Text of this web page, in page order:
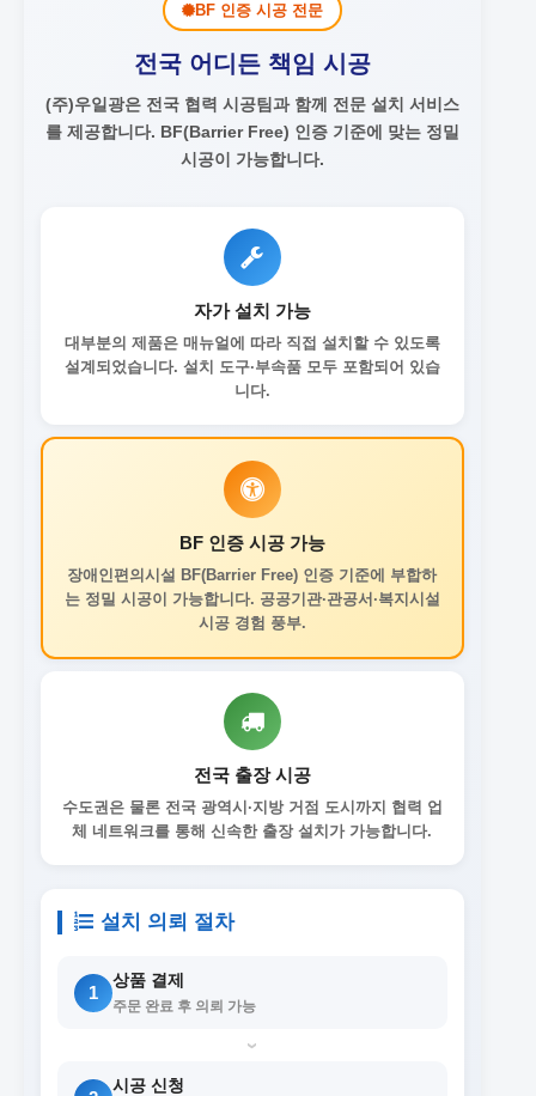
BF 인증 시공 전문
전국 어디든 책임 시공
(주)우일광은 전국 협력 시공팀과 함께 전문 설치 서비스
를 제공합니다. BF(Barrier Free) 인증 기준에 맞는 정밀
시공이 가능합니다.
자가 설치 가능
대부분의 제품은 매뉴얼에 따라 직접 설치할 수 있도록
설계되었습니다. 설치 도구·부속품 모두 포함되어 있습
니다.
BF 인증 시공 가능
장애인편의시설 BF(Barrier Free) 인증 기준에 부합하
는 정밀 시공이 가능합니다. 공공기관·관공서·복지시설
시공 경험 풍부.
전국 출장 시공
수도권은 물론 전국 광역시·지방 거점 도시까지 협력 업
체 네트워크를 통해 신속한 출장 설치가 가능합니다.
설치 의뢰 절차
1
상품 결제
주문 완료 후 의뢰 가능
›
시공 신청